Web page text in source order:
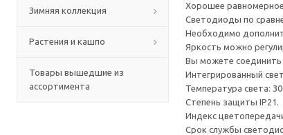
Зимняя коллекция
Растения и кашпо
Товары вышедшие из
ассортимента
Хорошее
Светодиоды по
Необходимо
Яркость можно
Вы можете соединить
Интегрированный
Температура света:
Степень защиты IP21.
Индекс
Срок службы